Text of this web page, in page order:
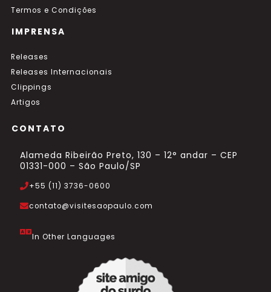
Termos e Condições
IMPRENSA
Releases
Releases Internacionais
Clippings
Artigos
CONTATO
Alameda Ribeirão Preto, 130 – 12° andar – CEP
01331-000 – São Paulo/SP
+55 (11) 3736-0600
contato@visitesaopaulo.com
In Other Languages